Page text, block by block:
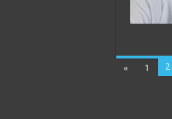
« 1 2